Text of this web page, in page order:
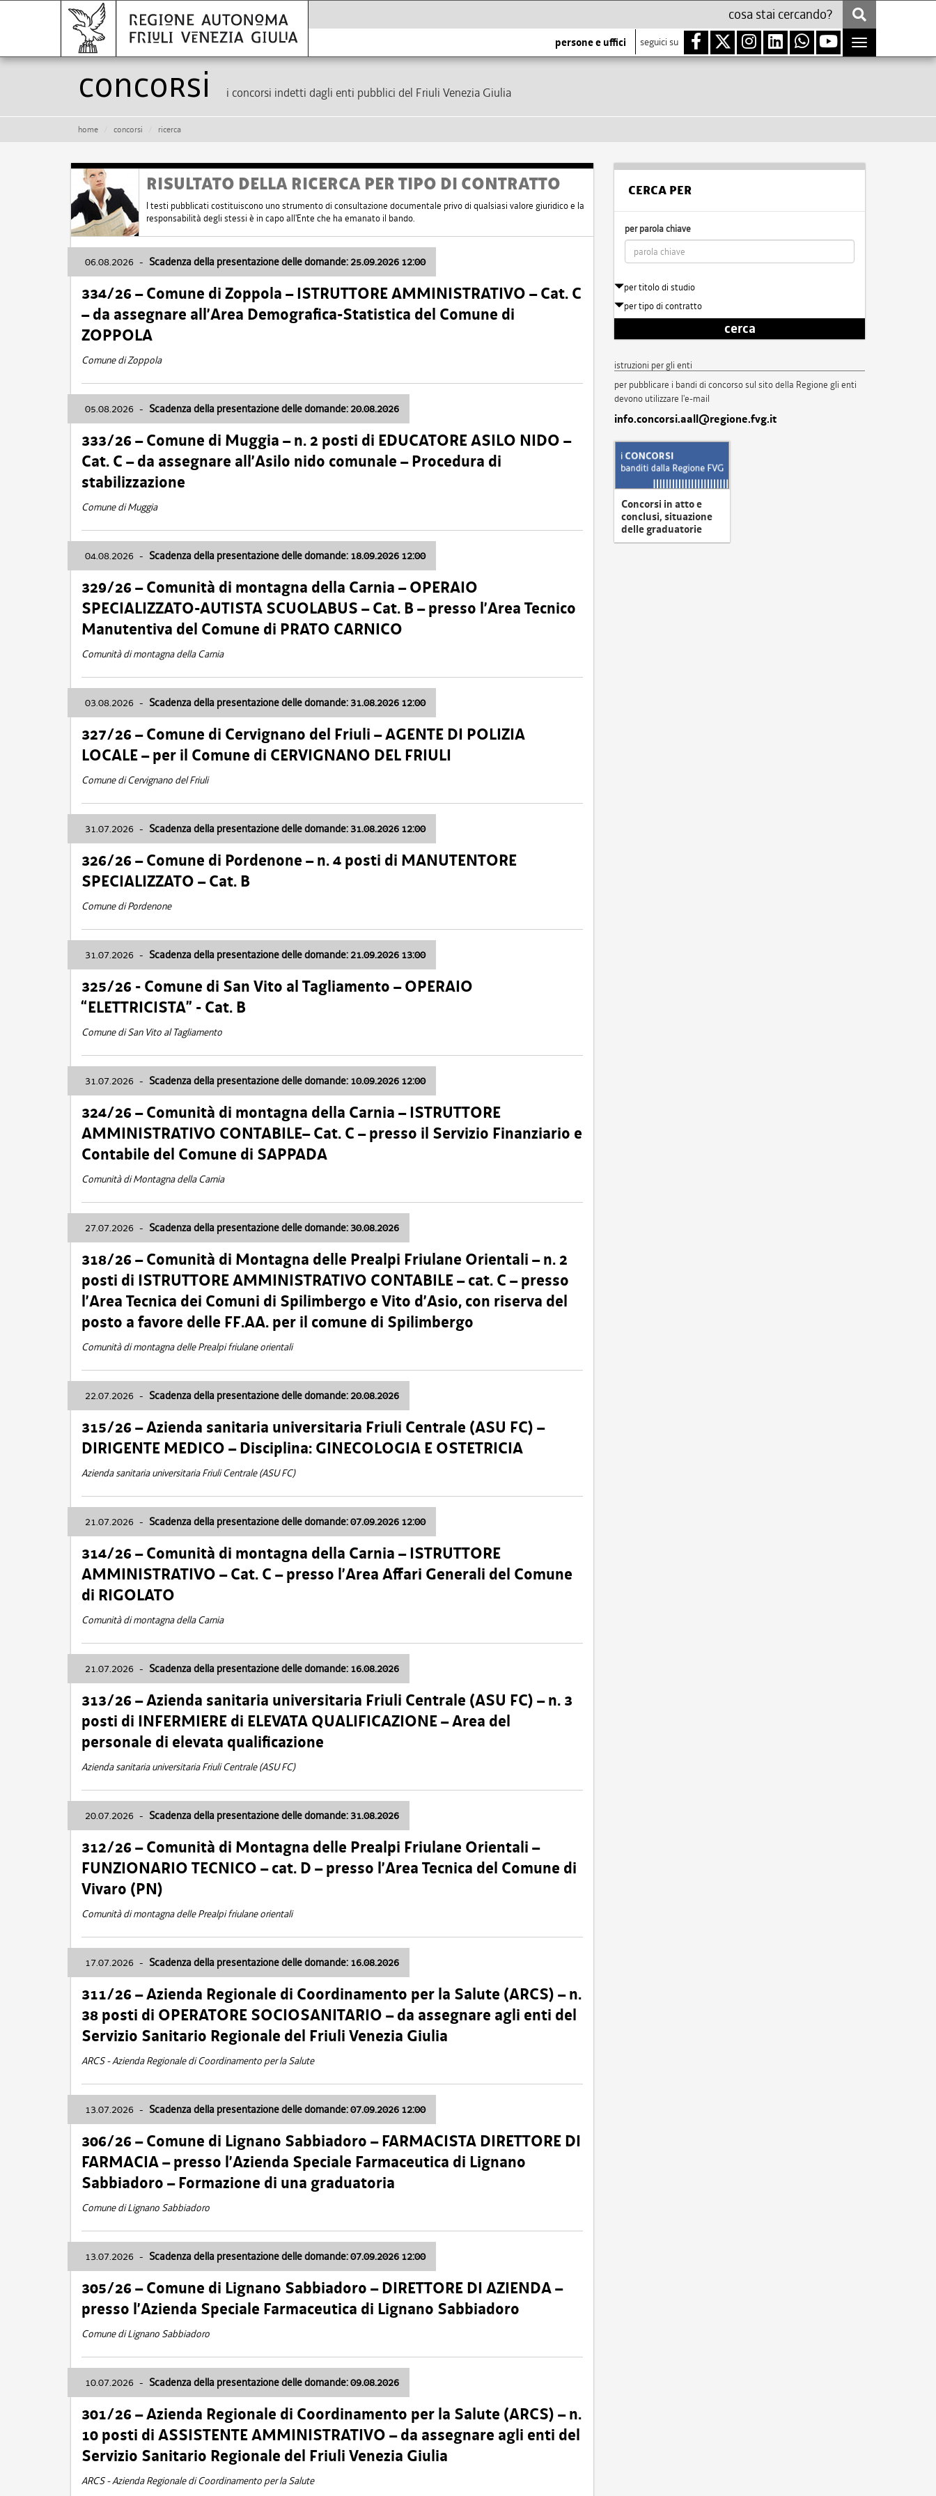
persone e uffici seguici su
Toggle
navigation
Concorsi i concorsi indetti dagli enti pubblici del Friuli Venezia Giulia
home concorsi ricerca
RISULTATO DELLA RICERCA PER TIPO DI CONTRATTO
I testi pubblicati costituiscono uno strumento di consultazione documentale privo di qualsiasi valore giuridico e la
responsabilità degli stessi è in capo all'Ente che ha emanato il bando.
06.08.2026 - Scadenza della presentazione delle domande: 25.09.2026 12:00
334/26 – Comune di Zoppola – ISTRUTTORE AMMINISTRATIVO – Cat. C
– da assegnare all’Area Demografica-Statistica del Comune di
ZOPPOLA
Comune di Zoppola
05.08.2026 - Scadenza della presentazione delle domande: 20.08.2026
333/26 – Comune di Muggia – n. 2 posti di EDUCATORE ASILO NIDO –
Cat. C – da assegnare all’Asilo nido comunale – Procedura di
stabilizzazione
Comune di Muggia
04.08.2026 - Scadenza della presentazione delle domande: 18.09.2026 12:00
329/26 – Comunità di montagna della Carnia – OPERAIO
SPECIALIZZATO-AUTISTA SCUOLABUS – Cat. B – presso l’Area Tecnico
Manutentiva del Comune di PRATO CARNICO
Comunità di montagna della Carnia
03.08.2026 - Scadenza della presentazione delle domande: 31.08.2026 12:00
327/26 – Comune di Cervignano del Friuli – AGENTE DI POLIZIA
LOCALE – per il Comune di CERVIGNANO DEL FRIULI
Comune di Cervignano del Friuli
31.07.2026 - Scadenza della presentazione delle domande: 31.08.2026 12:00
326/26 – Comune di Pordenone – n. 4 posti di MANUTENTORE
SPECIALIZZATO – Cat. B
Comune di Pordenone
31.07.2026 - Scadenza della presentazione delle domande: 21.09.2026 13:00
325/26 - Comune di San Vito al Tagliamento – OPERAIO
“ELETTRICISTA” - Cat. B
Comune di San Vito al Tagliamento
31.07.2026 - Scadenza della presentazione delle domande: 10.09.2026 12:00
324/26 – Comunità di montagna della Carnia – ISTRUTTORE
AMMINISTRATIVO CONTABILE– Cat. C – presso il Servizio Finanziario e
Contabile del Comune di SAPPADA
Comunità di Montagna della Carnia
27.07.2026 - Scadenza della presentazione delle domande: 30.08.2026
318/26 – Comunità di Montagna delle Prealpi Friulane Orientali – n. 2
posti di ISTRUTTORE AMMINISTRATIVO CONTABILE – cat. C – presso
l’Area Tecnica dei Comuni di Spilimbergo e Vito d’Asio, con riserva del
posto a favore delle FF.AA. per il comune di Spilimbergo
Comunità di montagna delle Prealpi friulane orientali
22.07.2026 - Scadenza della presentazione delle domande: 20.08.2026
315/26 – Azienda sanitaria universitaria Friuli Centrale (ASU FC) –
DIRIGENTE MEDICO – Disciplina: GINECOLOGIA E OSTETRICIA
Azienda sanitaria universitaria Friuli Centrale (ASU FC)
21.07.2026 - Scadenza della presentazione delle domande: 07.09.2026 12:00
314/26 – Comunità di montagna della Carnia – ISTRUTTORE
AMMINISTRATIVO – Cat. C – presso l’Area Affari Generali del Comune
di RIGOLATO
Comunità di montagna della Carnia
21.07.2026 - Scadenza della presentazione delle domande: 16.08.2026
313/26 – Azienda sanitaria universitaria Friuli Centrale (ASU FC) – n. 3
posti di INFERMIERE di ELEVATA QUALIFICAZIONE – Area del
personale di elevata qualificazione
Azienda sanitaria universitaria Friuli Centrale (ASU FC)
20.07.2026 - Scadenza della presentazione delle domande: 31.08.2026
312/26 – Comunità di Montagna delle Prealpi Friulane Orientali –
FUNZIONARIO TECNICO – cat. D – presso l’Area Tecnica del Comune di
Vivaro (PN)
Comunità di montagna delle Prealpi friulane orientali
17.07.2026 - Scadenza della presentazione delle domande: 16.08.2026
311/26 – Azienda Regionale di Coordinamento per la Salute (ARCS) – n.
38 posti di OPERATORE SOCIOSANITARIO – da assegnare agli enti del
Servizio Sanitario Regionale del Friuli Venezia Giulia
ARCS - Azienda Regionale di Coordinamento per la Salute
13.07.2026 - Scadenza della presentazione delle domande: 07.09.2026 12:00
306/26 – Comune di Lignano Sabbiadoro – FARMACISTA DIRETTORE DI
FARMACIA – presso l’Azienda Speciale Farmaceutica di Lignano
Sabbiadoro – Formazione di una graduatoria
Comune di Lignano Sabbiadoro
13.07.2026 - Scadenza della presentazione delle domande: 07.09.2026 12:00
305/26 – Comune di Lignano Sabbiadoro – DIRETTORE DI AZIENDA –
presso l’Azienda Speciale Farmaceutica di Lignano Sabbiadoro
Comune di Lignano Sabbiadoro
10.07.2026 - Scadenza della presentazione delle domande: 09.08.2026
301/26 – Azienda Regionale di Coordinamento per la Salute (ARCS) – n.
10 posti di ASSISTENTE AMMINISTRATIVO – da assegnare agli enti del
Servizio Sanitario Regionale del Friuli Venezia Giulia
ARCS - Azienda Regionale di Coordinamento per la Salute
CERCA PER
per parola chiave
per titolo di studio
per tipo di contratto
cerca
istruzioni per gli enti
per pubblicare i bandi di concorso sul sito della Regione gli enti
devono utilizzare l'e-mail
info.concorsi.aall@regione.fvg.it
Concorsi in atto e
conclusi, situazione
delle graduatorie